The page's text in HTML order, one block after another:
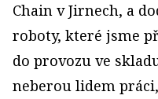
Chain v Jirnech, a
roboty, které jsme
do provozu ve
neberou lidem